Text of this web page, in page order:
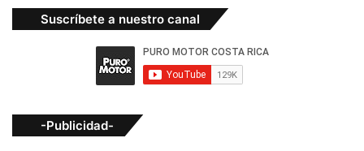
Suscríbete a nuestro canal
-Publicidad-